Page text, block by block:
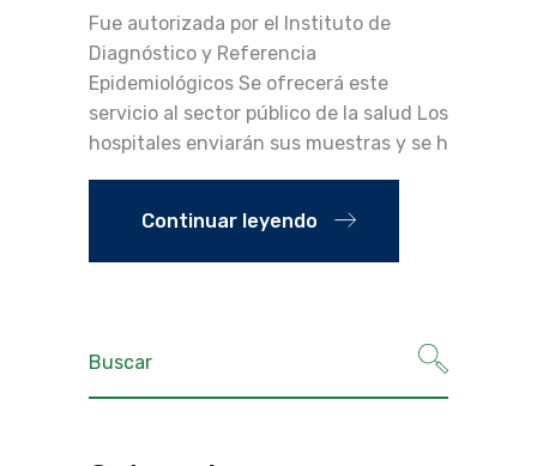
Fue autorizada por el Instituto de
Diagnóstico y Referencia
Epidemiológicos Se ofrecerá este
servicio al sector público de la salud Los
hospitales enviarán sus muestras y se h
Continuar leyendo